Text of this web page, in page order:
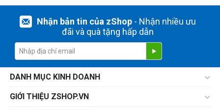
Nhận bản tin của zShop- Nhận nhiều ưu
đãi và quà tặng hấp dẫn
DANH MỤC KINH DOANH
GIỚI THIỆU ZSHOP.VN